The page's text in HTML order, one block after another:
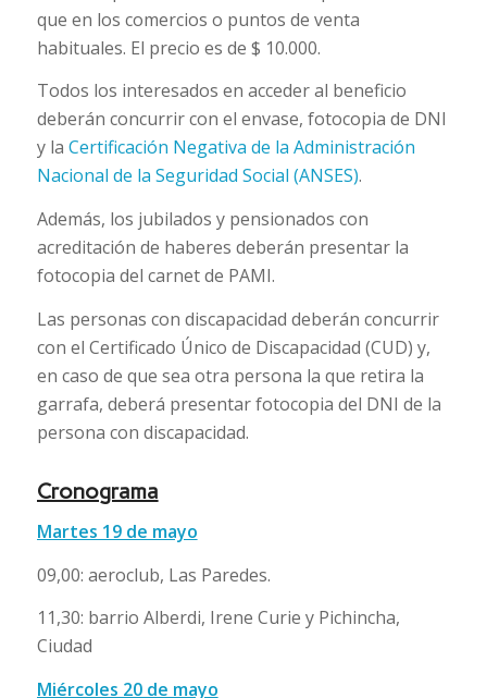
que en los comercios o puntos de venta
habituales. El precio es de $ 10.000.
Todos los interesados en acceder al beneficio
deberán concurrir con el envase, fotocopia de DNI
y la Certificación Negativa de la Administración
Nacional de la Seguridad Social (ANSES).
Además, los jubilados y pensionados con
acreditación de haberes deberán presentar la
fotocopia del carnet de PAMI.
Las personas con discapacidad deberán concurrir
con el Certificado Único de Discapacidad (CUD) y,
en caso de que sea otra persona la que retira la
garrafa, deberá presentar fotocopia del DNI de la
persona con discapacidad.
Cronograma
Martes 19 de mayo
09,00: aeroclub, Las Paredes.
11,30: barrio Alberdi, Irene Curie y Pichincha,
Ciudad
Miércoles 20 de mayo